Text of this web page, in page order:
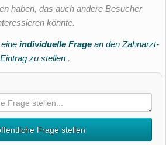
haben, das auch andere Besucher
könnte.
individuelle Fragean den Zahnarzt-
Eintrag zu stellen .
Frage stellen